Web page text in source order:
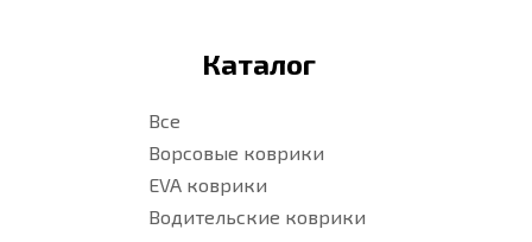
Каталог
Все
Ворсовые коврики
EVA коврики
Водительские коврики